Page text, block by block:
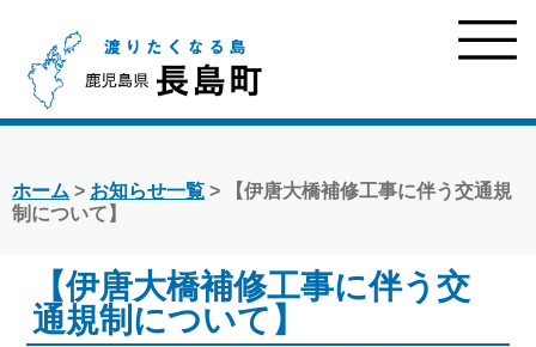
ホーム > お知らせ一覧 > 【伊唐大橋補修工事に伴う交通規
制について】
【伊唐大橋補修工事に伴う交
通規制について】